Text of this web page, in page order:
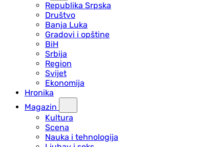
Republika Srpska
Društvo
Banja Luka
Gradovi i opštine
BiH
Srbija
Region
Svijet
Ekonomija
Hronika
Magazin
Kultura
Scena
Nauka i tehnologija